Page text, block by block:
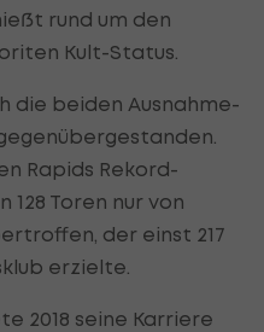
rund um den
Kult-Status.
die beiden Ausnahme-
Rapids Rekord-
Toren nur von
der einst 217
erzielte.
2018 seine Karriere